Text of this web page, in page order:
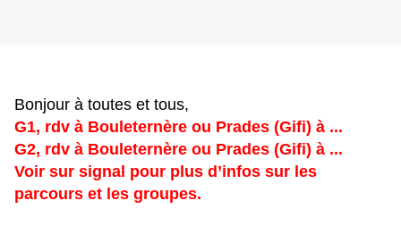
Bonjour à toutes et tous,
G1, rdv à Bouleternère ou Prades (Gifi) à ...
G2, rdv à Bouleternère ou Prades (Gifi) à ...
Voir sur signal pour plus d’infos sur les
parcours et les groupes.